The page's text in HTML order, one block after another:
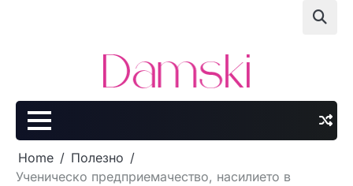
Home
Полезно
Ученическо предприемачество, насилието в